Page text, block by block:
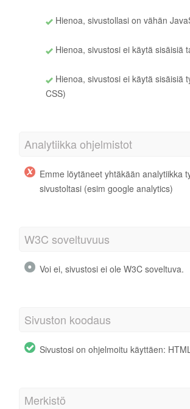
Hienoa, sivustollasi on vähän
Hienoa, sivustosi ei käytä sisäisiä
Hienoa, sivustosi ei käytä sisäisiä
CSS)
Analytiikka ohjelmistot
Emme löytäneet yhtäkään analytiikka
sivustoltasi (esim google analytics)
W3C soveltuvuus
Voi ei, sivustosi ei ole W3C soveltuva.
Sivuston koodaus
Sivustosi on ohjelmoitu käyttäen:
Merkistö